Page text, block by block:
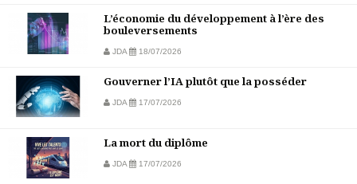
L’économie du développement à l’ère des
bouleversements
JDA 18/07/2026
Gouverner l’IA plutôt que la posséder
JDA 17/07/2026
La mort du diplôme
JDA 17/07/2026